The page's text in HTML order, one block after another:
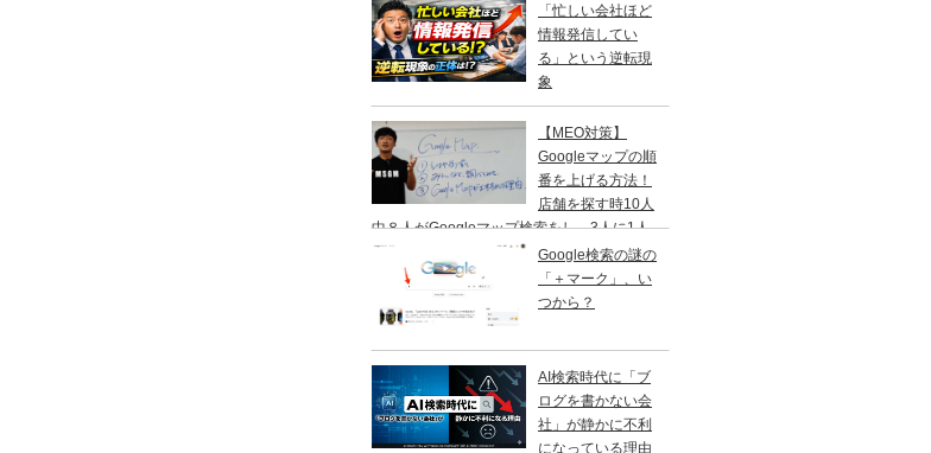
「忙しい会社ほど
情報発信してい
る」という逆転現
象
【MEO対策】
Googleマップの順
番を上げる方法！
店舗を探す時10人
中８人がGoogleマップ検索をし、3人に1人
は１日以内に来店する事を知ってますか？
Google検索の謎の
「＋マーク」、い
つから？
AI検索時代に「ブ
ログを書かない会
社」が静かに不利
になっている理由